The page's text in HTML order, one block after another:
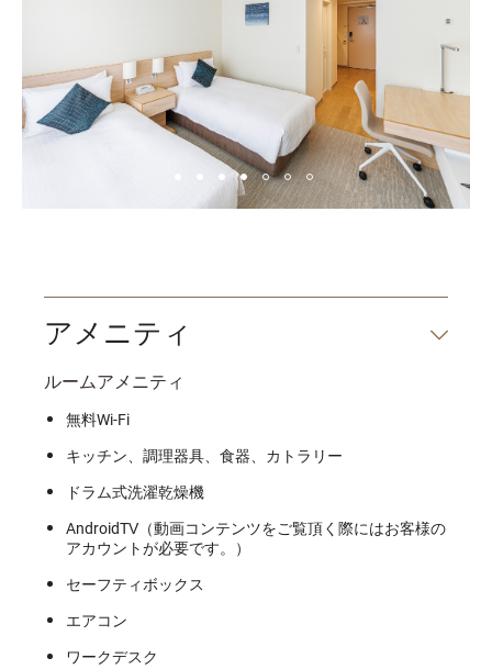
アメニティ
ルームアメニティ
無料Wi-Fi
キッチン、調理器具、食器、カトラリー
ドラム式洗濯乾燥機
AndroidTV（動画コンテンツをご覧頂く際にはお客様の
アカウントが必要です。）
セーフティボックス
エアコン
ワークデスク